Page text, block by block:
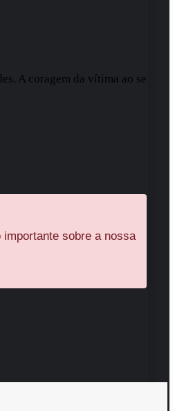
A coragem da vítima ao se
importante sobre a nossa